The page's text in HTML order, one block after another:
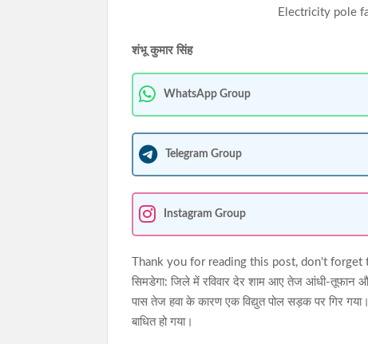
Electricity pole
शंभू कुमार सिंह
WhatsApp Group
Telegram Group
Instagram Group
Thank you for reading this post, don't forget
सिमडेगा: जिले में रविवार देर शाम आए तेज आंधी-तूफान
पास तेज हवा के कारण एक विद्युत पोल सड़क पर गिर
बाधित हो गया।